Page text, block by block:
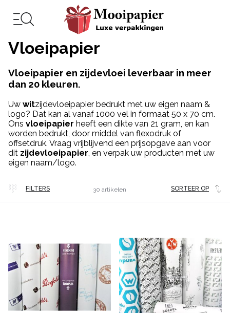
Vloeipapier
Vloeipapier en zijdevloei leverbaar in meer
dan 20 kleuren.
Uw witzijdevloeipapier bedrukt met uw eigen naam &
logo? Dat kan al vanaf 1000 vel in formaat 50 x 70 cm.
Ons vloeipapier heeft een dikte van 21 gram, en kan
worden bedrukt, door middel van flexodruk of
offsetdruk. Vraag vrijblijvend een prijsopgave aan voor
dit zijdevloeipapier , en verpak uw producten met uw
eigen naam/logo.
FILTERS SORTEER OP
30 artikelen